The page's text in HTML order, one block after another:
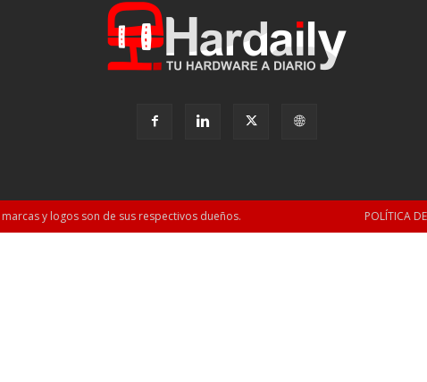
POLÍTICA
y logos son de sus respectivos dueños.